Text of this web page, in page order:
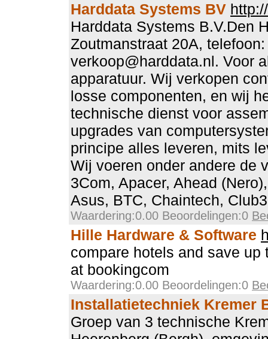
Harddata Systems BV
Harddata Systems B.V.Den
Zoutmanstraat 20A,
verkoop@harddata.nl. Voor
apparatuur. Wij verkopen
losse componenten, en wij
technische dienst voor
upgrades van
principe alles leveren, mits
Wij voeren onder andere de
3Com, Apacer, Ahead
Asus, BTC, Chaintech,
Waardering:0.00 Beoordelingen:0
Hille Hardware & Software
compare hotels and save up
at bookingcom
Waardering:0.00 Beoordelingen:0
Installatietechniek Kremer
Groep van 3 technische